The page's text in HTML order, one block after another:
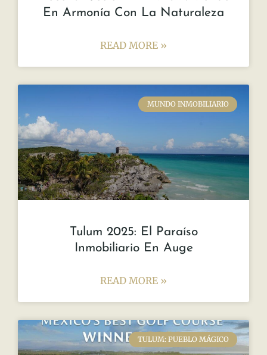
En Armonía Con La Naturaleza
READ MORE »
MUNDO INMOBILIARIO
Tulum 2025: El Paraíso
Inmobiliario En Auge
READ MORE »
TULUM: PUEBLO MÁGICO